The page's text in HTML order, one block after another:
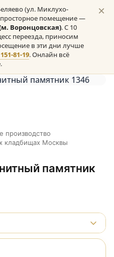
(ул. Миклухо-
просторное помещение —
Воронцовская). С 10
переезда, приносим
в эти дни лучше
81-19. Онлайн всё
×
производство
кладбищах Москвы
памятник